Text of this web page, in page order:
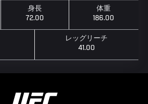
身長
72.00
体重
186.00
レッグリーチ
41.00